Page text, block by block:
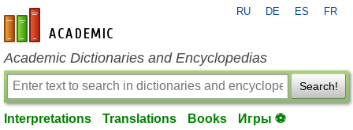
en-academic.com
RU DE ES FR
Academic Dictionaries and Encyclopedias
Search!
Interpretations Translations Books Игры ⚽